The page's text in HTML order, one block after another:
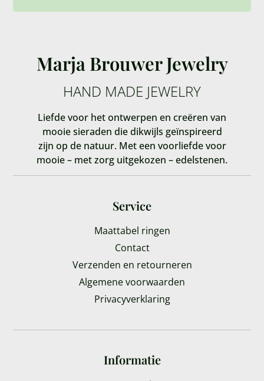
Marja Brouwer Jewelry
HAND MADE JEWELRY
Liefde voor het ontwerpen en creëren van
mooie sieraden die dikwijls geïnspireerd
zijn op de natuur. Met een voorliefde voor
mooie – met zorg uitgekozen – edelstenen.
Service
Maattabel ringen
Contact
Verzenden en retourneren
Algemene voorwaarden
Privacyverklaring
Informatie